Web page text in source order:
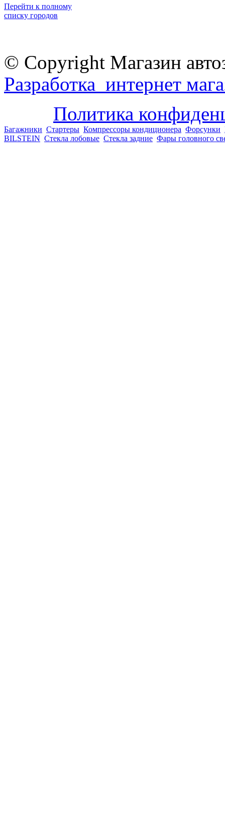
Перейти к полному
списку городов
© Copyright Магазин
Разработка интернет
Политика
Багажники Стартеры Компрессоры кондиционера Форсунки
BILSTEIN Стекла лобовые Стекла задние Фары головного